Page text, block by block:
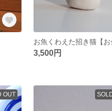
3,500円
OUT